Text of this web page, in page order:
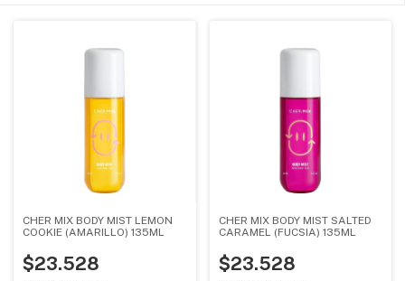
CHER MIX BODY MIST LEMON
COOKIE (AMARILLO) 135ML
$23.528
CHER MIX BODY MIST SALTED
CARAMEL (FUCSIA) 135ML
$23.528